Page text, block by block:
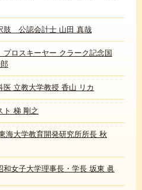
肢 公認会計士 山田 真哉
ロスキーヤー クラーク記念国
立教大学教授 香山 リカ
梯 剛之
大学教育開発研究所所長 秋
女子大学理事長・学長 坂東 眞